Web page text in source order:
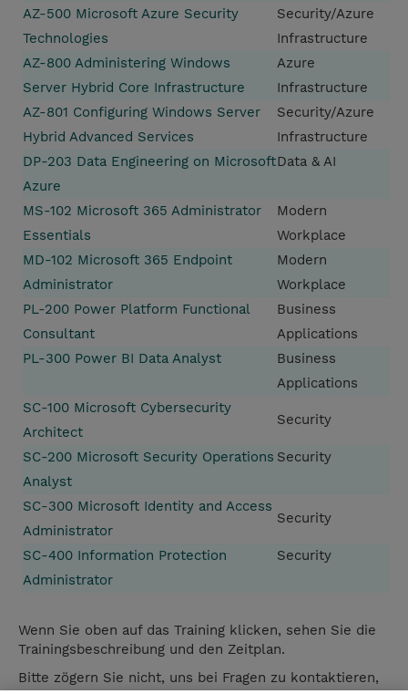
AZ-500 Microsoft Azure Security
Technologies
Security/Azure
Infrastructure
AZ-800 Administering Windows
Server Hybrid Core Infrastructure
Azure
Infrastructure
AZ-801 Configuring Windows Server
Hybrid Advanced Services
Security/Azure
Infrastructure
DP-203 Data Engineering on Microsoft
Azure
Data & AI
MS-102 Microsoft 365 Administrator
Essentials
Modern
Workplace
MD-102 Microsoft 365 Endpoint
Administrator
Modern
Workplace
PL-200 Power Platform Functional
Consultant
Business
Applications
PL-300 Power BI Data Analyst
Business
Applications
SC-100 Microsoft Cybersecurity
Architect
Security
SC-200 Microsoft Security Operations
Analyst
Security
SC-300 Microsoft Identity and Access
Administrator
Security
SC-400 Information Protection
Administrator
Security
Wenn Sie oben auf das Training klicken, sehen Sie die
Trainingsbeschreibung und den Zeitplan.
Bitte zögern Sie nicht, uns bei Fragen zu kontaktieren,